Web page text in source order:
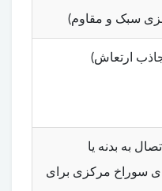
فلزی سبک و مقاوم)
ارتعاش)
به بدنه یا
سوراخ مرکزی برای